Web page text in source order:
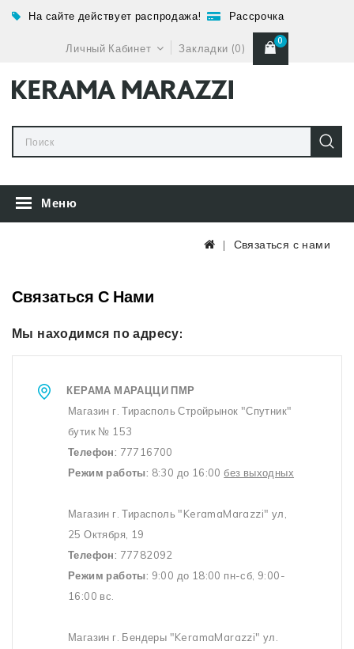
На сайте действует распродажа! Рассрочка
Личный Кабинет Закладки (0)
0
Меню
Связаться с нами
Связаться С Нами
Мы находимся по адресу:
КЕРАМА МАРАЦЦИ ПМР
Магазин г. Тирасполь Стройрынок "Спутник"
бутик № 153
Телефон: 77716700
Режим работы: 8:30 до 16:00без выходных
Магазин г. Тирасполь "KeramaMarazzi" ул,
25 Октября, 19
Телефон: 77782092
Режим работы: 9:00 до 18:00 пн-сб, 9:00-
16:00 вс.
Магазин г. Бендеры "KeramaMarazzi" ул.